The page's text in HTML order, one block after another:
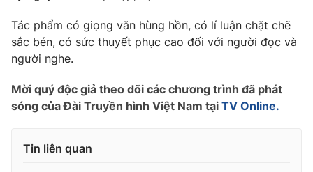
Nhân vật
Khán giả
Âm nhạc
Sao
Du lịch
Làm đẹp
Chất lượng cuộc sống
Giáo dục
Tuyển sinh
Học trực tuyến
Công nghệ
Sản phẩm
Tác phẩm có giọng văn hùng hồn, có lí luận chặt chẽ
sắc bén, có sức thuyết phục cao đối với người đọc và
người nghe.
Mời quý độc giả theo dõi các chương trình đã phát
sóng của Đài Truyền hình Việt Nam tại TV Online.
Tin liên quan